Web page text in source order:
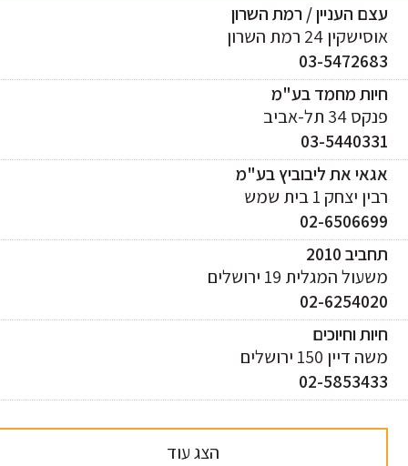
העניין / רמת השרון
24 רמת השרון
03-
מחמד בע"מ
34 תל-אביב
03-
את ליבוביץ בע"מ
יצחק 1 בית שמש
02-
2010
המגלית 19 ירושלים
02-
וחיוכים
150 ירושלים
02-
הצג עוד